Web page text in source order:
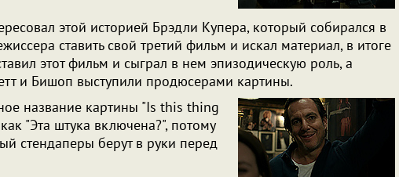
этой историей Брэдли Купера, который собирался в
ставить свой третий фильм и искал материал, в итоге
этот фильм и сыграл в нем эпизодическую роль, а
и Бишоп выступили продюсерами картины.
название картины "Is this thing
"Эта штука включена?", потому
стендаперы берут в руки перед